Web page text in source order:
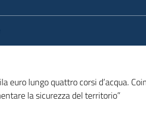
lungo quattro corsi d’acqua.
la sicurezza del territorio”